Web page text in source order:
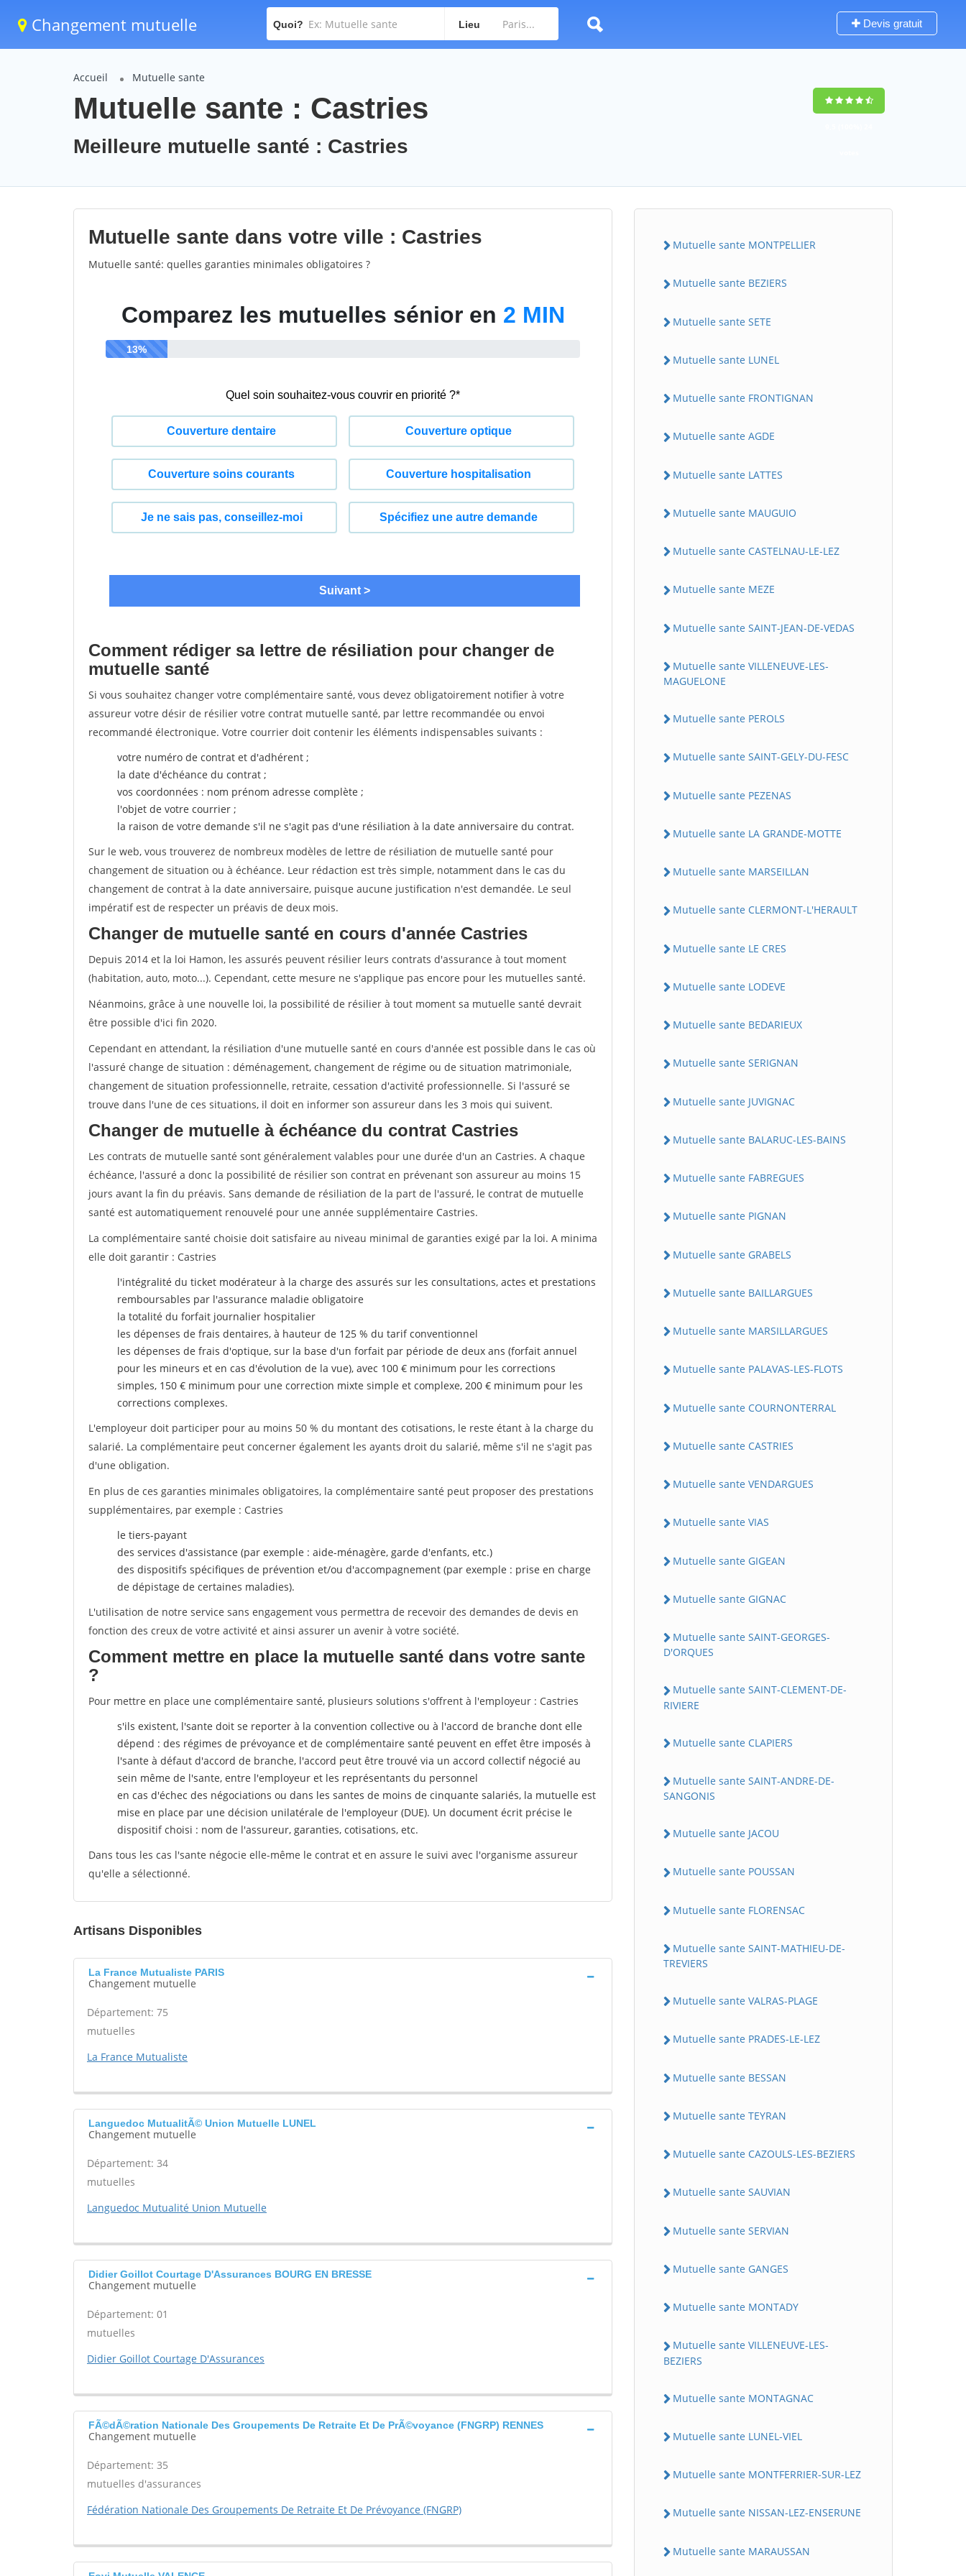
Changement mutuelle Quoi? Lieu Devis gratuit
Accueil Mutuelle sante
Mutuelle sante : Castries
Meilleure mutuelle santé : Castries
Mutuelle sante dans votre ville : Castries
Mutuelle santé: quelles garanties minimales obligatoires ?
Comment rédiger sa lettre de résiliation pour changer de
mutuelle santé
Si vous souhaitez changer votre complémentaire santé, vous devez obligatoirement notifier à votre
assureur votre désir de résilier votre contrat mutuelle santé, par lettre recommandée ou envoi
recommandé électronique. Votre courrier doit contenir les éléments indispensables suivants :
votre numéro de contrat et d'adhérent ;
la date d'échéance du contrat ;
vos coordonnées : nom prénom adresse complète ;
l'objet de votre courrier ;
la raison de votre demande s'il ne s'agit pas d'une résiliation à la date anniversaire du contrat.
Sur le web, vous trouverez de nombreux modèles de lettre de résiliation de mutuelle santé pour
changement de situation ou à échéance. Leur rédaction est très simple, notamment dans le cas du
changement de contrat à la date anniversaire, puisque aucune justification n'est demandée. Le seul
impératif est de respecter un préavis de deux mois.
Changer de mutuelle santé en cours d'année Castries
Depuis 2014 et la loi Hamon, les assurés peuvent résilier leurs contrats d'assurance à tout moment
(habitation, auto, moto...). Cependant, cette mesure ne s'applique pas encore pour les mutuelles santé.
Néanmoins, grâce à une nouvelle loi, la possibilité de résilier à tout moment sa mutuelle santé devrait
être possible d'ici fin 2020.
Cependant en attendant, la résiliation d'une mutuelle santé en cours d'année est possible dans le cas où
l'assuré change de situation : déménagement, changement de régime ou de situation matrimoniale,
changement de situation professionnelle, retraite, cessation d'activité professionnelle. Si l'assuré se
trouve dans l'une de ces situations, il doit en informer son assureur dans les 3 mois qui suivent.
Changer de mutuelle à échéance du contrat Castries
Les contrats de mutuelle santé sont généralement valables pour une durée d'un an Castries. A chaque
échéance, l'assuré a donc la possibilité de résilier son contrat en prévenant son assureur au moins 15
jours avant la fin du préavis. Sans demande de résiliation de la part de l'assuré, le contrat de mutuelle
santé est automatiquement renouvelé pour une année supplémentaire Castries.
La complémentaire santé choisie doit satisfaire au niveau minimal de garanties exigé par la loi. A minima
elle doit garantir : Castries
l'intégralité du ticket modérateur à la charge des assurés sur les consultations, actes et prestations
remboursables par l'assurance maladie obligatoire
la totalité du forfait journalier hospitalier
les dépenses de frais dentaires, à hauteur de 125 % du tarif conventionnel
les dépenses de frais d'optique, sur la base d'un forfait par période de deux ans (forfait annuel
pour les mineurs et en cas d'évolution de la vue), avec 100 € minimum pour les corrections
simples, 150 € minimum pour une correction mixte simple et complexe, 200 € minimum pour les
corrections complexes.
L'employeur doit participer pour au moins 50 % du montant des cotisations, le reste étant à la charge du
salarié. La complémentaire peut concerner également les ayants droit du salarié, même s'il ne s'agit pas
d'une obligation.
En plus de ces garanties minimales obligatoires, la complémentaire santé peut proposer des prestations
supplémentaires, par exemple : Castries
le tiers-payant
des services d'assistance (par exemple : aide-ménagère, garde d'enfants, etc.)
des dispositifs spécifiques de prévention et/ou d'accompagnement (par exemple : prise en charge
de dépistage de certaines maladies).
L'utilisation de notre service sans engagement vous permettra de recevoir des demandes de devis en
fonction des creux de votre activité et ainsi assurer un avenir à votre société.
Comment mettre en place la mutuelle santé dans votre sante
?
Pour mettre en place une complémentaire santé, plusieurs solutions s'offrent à l'employeur : Castries
s'ils existent, l'sante doit se reporter à la convention collective ou à l'accord de branche dont elle
dépend : des régimes de prévoyance et de complémentaire santé peuvent en effet être imposés à
l'sante à défaut d'accord de branche, l'accord peut être trouvé via un accord collectif négocié au
sein même de l'sante, entre l'employeur et les représentants du personnel
en cas d'échec des négociations ou dans les santes de moins de cinquante salariés, la mutuelle est
mise en place par une décision unilatérale de l'employeur (DUE). Un document écrit précise le
dispositif choisi : nom de l'assureur, garanties, cotisations, etc.
Dans tous les cas l'sante négocie elle-même le contrat et en assure le suivi avec l'organisme assureur
qu'elle a sélectionné.
Artisans Disponibles
La France Mutualiste PARIS
Changement mutuelle
Département: 75
mutuelles
La France Mutualiste
Languedoc MutualitÃ© Union Mutuelle LUNEL
Changement mutuelle
Département: 34
mutuelles
Languedoc Mutualité Union Mutuelle
Didier Goillot Courtage D'Assurances BOURG EN BRESSE
Changement mutuelle
Département: 01
mutuelles
Didier Goillot Courtage D'Assurances
FÃ©dÃ©ration Nationale Des Groupements De Retraite Et De PrÃ©voyance (FNGRP) RENNES
Changement mutuelle
Département: 35
mutuelles d'assurances
Fédération Nationale Des Groupements De Retraite Et De Prévoyance (FNGRP)
Mutuelle sante MONTPELLIER
Mutuelle sante BEZIERS
Mutuelle sante SETE
Mutuelle sante LUNEL
Mutuelle sante FRONTIGNAN
Mutuelle sante AGDE
Mutuelle sante LATTES
Mutuelle sante MAUGUIO
Mutuelle sante CASTELNAU-LE-LEZ
Mutuelle sante MEZE
Mutuelle sante SAINT-JEAN-DE-VEDAS
Mutuelle sante VILLENEUVE-LES-
MAGUELONE
Mutuelle sante PEROLS
Mutuelle sante SAINT-GELY-DU-FESC
Mutuelle sante PEZENAS
Mutuelle sante LA GRANDE-MOTTE
Mutuelle sante MARSEILLAN
Mutuelle sante CLERMONT-L'HERAULT
Mutuelle sante LE CRES
Mutuelle sante LODEVE
Mutuelle sante BEDARIEUX
Mutuelle sante SERIGNAN
Mutuelle sante JUVIGNAC
Mutuelle sante BALARUC-LES-BAINS
Mutuelle sante FABREGUES
Mutuelle sante PIGNAN
Mutuelle sante GRABELS
Mutuelle sante BAILLARGUES
Mutuelle sante MARSILLARGUES
Mutuelle sante PALAVAS-LES-FLOTS
Mutuelle sante COURNONTERRAL
Mutuelle sante CASTRIES
Mutuelle sante VENDARGUES
Mutuelle sante VIAS
Mutuelle sante GIGEAN
Mutuelle sante GIGNAC
Mutuelle sante SAINT-GEORGES-
D'ORQUES
Mutuelle sante SAINT-CLEMENT-DE-
RIVIERE
Mutuelle sante CLAPIERS
Mutuelle sante SAINT-ANDRE-DE-
SANGONIS
Mutuelle sante JACOU
Mutuelle sante POUSSAN
Mutuelle sante FLORENSAC
Mutuelle sante SAINT-MATHIEU-DE-
TREVIERS
Mutuelle sante VALRAS-PLAGE
Mutuelle sante PRADES-LE-LEZ
Mutuelle sante BESSAN
Mutuelle sante TEYRAN
Mutuelle sante CAZOULS-LES-BEZIERS
Mutuelle sante SAUVIAN
Mutuelle sante SERVIAN
Mutuelle sante GANGES
Mutuelle sante MONTADY
Mutuelle sante VILLENEUVE-LES-
BEZIERS
Mutuelle sante MONTAGNAC
Mutuelle sante LUNEL-VIEL
Mutuelle sante MONTFERRIER-SUR-LEZ
Mutuelle sante NISSAN-LEZ-ENSERUNE
Mutuelle sante MARAUSSAN